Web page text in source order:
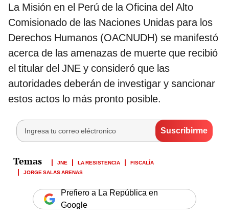
La Misión en el Perú de la Oficina del Alto
Comisionado de las Naciones Unidas para los
Derechos Humanos (OACNUDH) se manifestó
acerca de las amenazas de muerte que recibió
el titular del JNE y consideró que las
autoridades deberán de investigar y sancionar
estos actos lo más pronto posible.
JNE LA RESISTENCIA
FISCALÍA
JORGE SALAS ARENAS
Prefiero a La República en
Google